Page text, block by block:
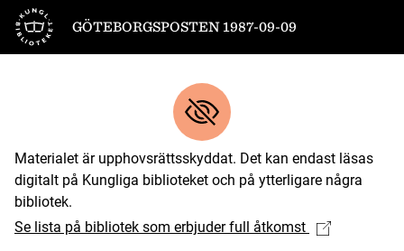
Till startsidan
GÖTEBORGSPOSTEN 1987-09-09
Materialet är upphovsrättsskyddat. Det kan endast läsas
digitalt på Kungliga biblioteket och på ytterligare några
bibliotek.
Se lista på bibliotek som erbjuder full åtkomst